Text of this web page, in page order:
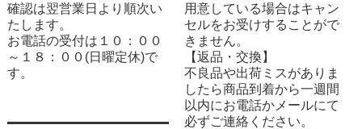
確認は翌営業日より順次い
たします。
お電話の受付は１０：００
～１８：００(日曜定休)で
す。
用意している場合はキャン
セルをお受けすることがで
きません。
【返品・交換】
不良品や出荷ミスがありま
したら商品到着から一週間
以内にお電話かメールにて
必ずご連絡ください。